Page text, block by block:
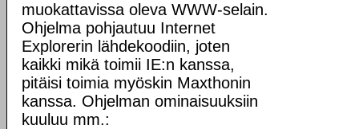
muokattavissa oleva WWW-selain.
Ohjelma pohjautuu Internet
Explorerin lähdekoodiin, joten
kaikki mikä toimii IE:n kanssa,
pitäisi toimia myöskin Maxthonin
kanssa. Ohjelman ominaisuuksiin
kuuluu mm.: